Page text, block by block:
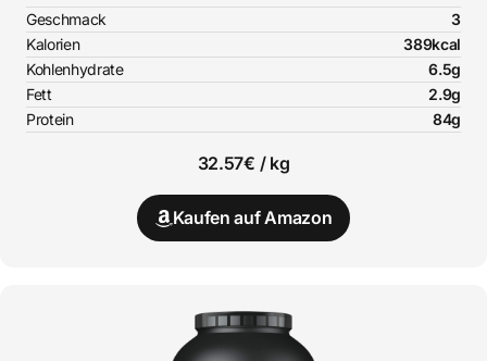
Geschmack
3
Kalorien
389kcal
Kohlenhydrate
6.5g
Fett
2.9g
Protein
84g
32.57€ / kg
Kaufen auf Amazon